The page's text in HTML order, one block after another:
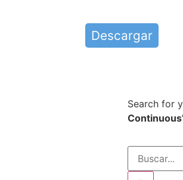
Descargar
Search for